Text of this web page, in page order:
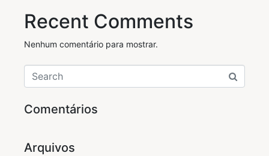
Recent Comments
Nenhum comentário para mostrar.
Comentários
Arquivos